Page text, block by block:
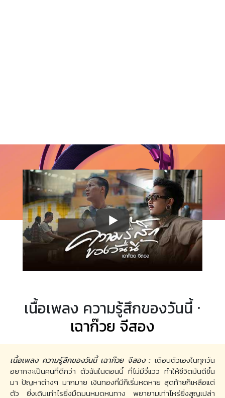
เนื้อเพลง ความรู้สึกของวันนี้ ·
เฉาก๊วย จีสอง
เนื้อเพลง ความรู้สึกของวันนี้ เฉาก๊วย จีสอง : เตือนตัวเองในทุกวัน
อยากจะเป็นคนที่ดีกว่า ตัวฉันในตอนนี้ ที่ไม่มีวี่แวว ทำให้ชีวิตมันดีขึ้น
มา ปัญหาต่างๆ มากมาย เงินทองที่มีก็เริ่มหดหาย สุดท้ายก็เหลือแต่
ตัว ยิ่งเดินเท่าไรยิ่งมืดมนหมดหนทาง พยายามเท่าไหร่ยิ่งสูญเปล่า